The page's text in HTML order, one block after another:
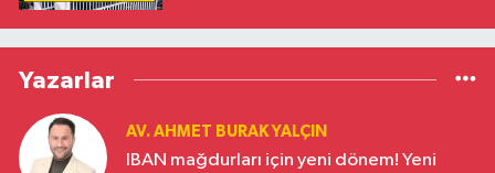
Yazarlar
AV. AHMET BURAK YALÇIN
IBAN mağdurları için yeni dönem! Yeni